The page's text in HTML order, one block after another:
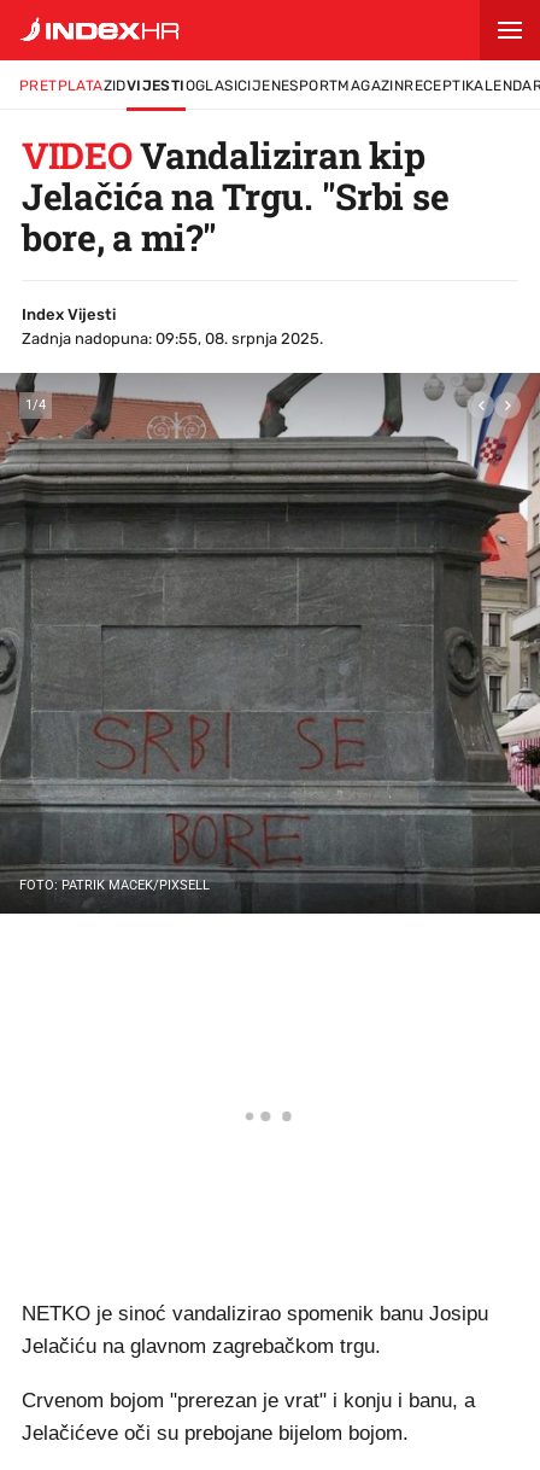
PRETPLATAZIDVIJESTIOGLASICIJENESPORTMAGAZINRECEPTI
VIDEOVandaliziran kip
Jelačića na Trgu. "Srbi se
bore, a mi?"
Index Vijesti
Zadnja nadopuna: 09:55, 08. srpnja 2025.
1/4
FOTO: PATRIK MACEK/PIXSELL
NETKO je sinoć vandalizirao spomenik banu Josipu
Jelačiću na glavnom zagrebačkom trgu.
Crvenom bojom "prerezan je vrat" i konju i banu, a
Jelačićeve oči su prebojane bijelom bojom.